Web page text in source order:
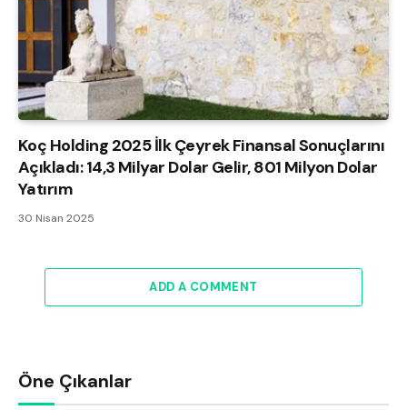
Koç Holding 2025 İlk Çeyrek Finansal Sonuçlarını
Açıkladı: 14,3 Milyar Dolar Gelir, 801 Milyon Dolar
Yatırım
30 Nisan 2025
ADD A COMMENT
Öne Çıkanlar